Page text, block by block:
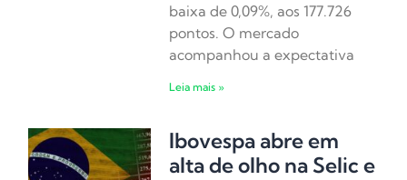
baixa de 0,09%, aos 177.726
pontos. O mercado
acompanhou a expectativa
Leia mais »
Ibovespa abre em
alta de olho na Selic e